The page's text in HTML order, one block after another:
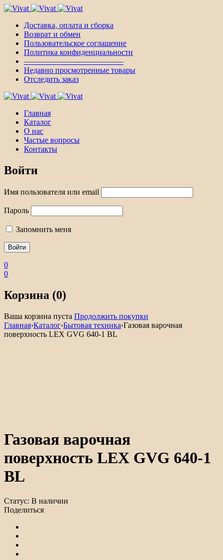
Доставка, оплата и сборка
Возврат и обмен
Пользовательское соглашение
Политика конфиденциальности
————————————–
Недавно просмотренные товары
Отследить заказ
Главная
Каталог
О нас
Частые вопросы
Контакты
Войти
Имя пользователя или email
Пароль
Запомнить меня
0
0
Корзина (0)
Ваша корзина пуста Продолжить покупки
Главная›Каталог›Бытовая техника›Газовая варочная
поверхность LEX GVG 640-1 BL
Газовая варочная
поверхность LEX GVG 640-1
BL
Статус: В наличии
Поделиться